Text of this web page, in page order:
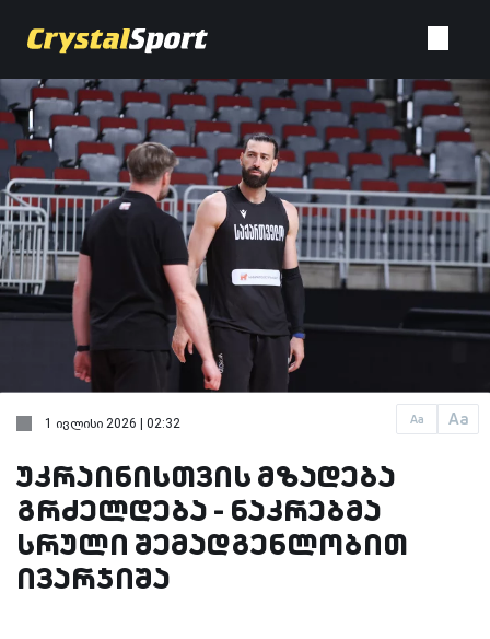
Aa Aa
1 ივლისი 2026 | 02:32
უკრაინისთვის მზადება
გრძელდება - ნაკრებმა
სრული შემადგენლობით
ივარჯიშა